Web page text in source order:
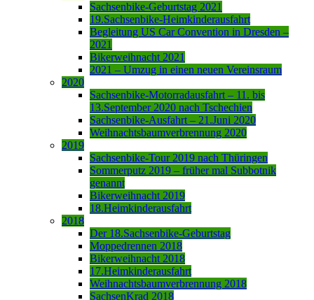
Sachsenbike-Geburtstag 2021
19.Sachsenbike-Heimkinderausfahrt
Begleitung US Car Convention in Dresden –
2021
Bikerweihnacht 2021
2021 – Umzug in einen neuen Vereinsraum
2020
Sachsenbike-Motorradausfahrt – 11. bis
13.September 2020 nach Tschechien
Sachsenbike-Ausfahrt – 21.Juni 2020
Weihnachtsbaumverbrennung 2020
2019
Sachsenbike-Tour 2019 nach Thüringen
Sommerputz 2019 – früher mal Subbotnik
genannt
Bikerweihnacht 2019
18.Heimkinderausfahrt
2018
Der 18.Sachsenbike-Geburtstag
Moppedrennen 2018
Bikerweihnacht 2018
17.Heimkinderausfahrt
Weihnachtsbaumverbrennung 2018
SachsenKrad 2018